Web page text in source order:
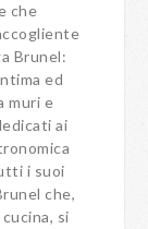
che
Brunel:
ed
muri e
ai
i suoi
che,
si